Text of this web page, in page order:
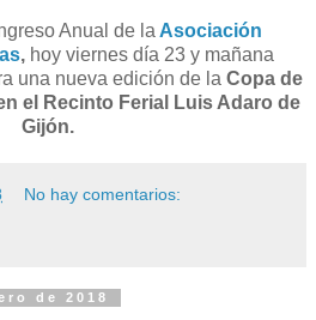
Anual de la Asociación
,hoy viernes día 23 y mañana
una nueva edición de la Copa de
el Recinto Ferial Luis Adaro de
Gijón.
No hay comentarios:
de 2018